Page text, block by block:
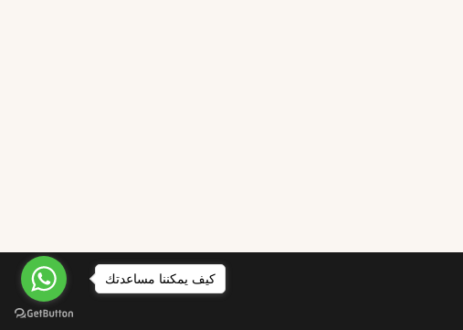
كيف يمكننا مساعدتك